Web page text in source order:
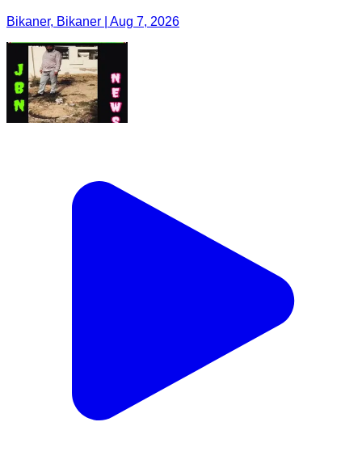
Bikaner, Bikaner | Aug 7, 2026